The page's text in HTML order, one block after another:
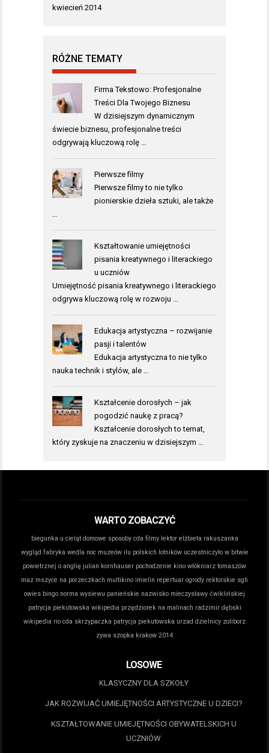
kwiecień 2014
RÓŻNE TEMATY
Firma Tekstowo: Profesjonalne
Treści Dla Twojego Biznesu
W dzisiejszym dynamicznym
świecie biznesu, profesjonalne treści
odgrywają kluczową rolę …
Pierwsze filmy
Pierwsze filmy to nie tylko
pionierskie dzieła sztuki, ale także
Kształtowanie umiejętności
pisania kreatywnego i literackiego
u uczniów
Umiejętność pisania kreatywnego i literackiego
odgrywa kluczową rolę w rozwoju …
Edukacja artystyczna – rozwijanie
pasji i talentów
Edukacja artystyczna to nie tylko
nauka technik i stylów, ale …
Kształcenie dorosłych – jak
pogodzić naukę z pracą?
Kształcenie dorosłych to temat,
który zyskuje na znaczeniu w dzisiejszym …
WARTO ZOBACZYĆ
biegunka u cieląt domowe sposoby cda filmy lektor elżbieta rakuszanka
wygląd fabryka wedla noc muzeów ilu polskich lotników uczestniczyło w bitwie
powietrznej o anglię julian kornhauser pochodzenie kino włókniarz tomaszów
maz mszyce na porzeczkach multikino imielin repertuar ogrody rektorskie sgh
owies bingo norma wysiewu panieńskie nazwisko mieczysławy ćwiklińskiej
patrycja piekutowska wikipedia przędziorek na malinach radzimir dębski
wikipedia rio cda skrzypaczka patrycja piekutowska urzad dzielnicy zoliborz
zywa szopka krakow 2014
LOSOWE
KLASYCZNY DLA SZKOŁY
JAK ROZWIJAĆ UMIEJĘTNOŚCI ARTYSTYCZNE U DZIECI?
KSZTAŁTOWANIE UMIEJĘTNOŚCI OBYWATELSKICH U
UCZNIÓW